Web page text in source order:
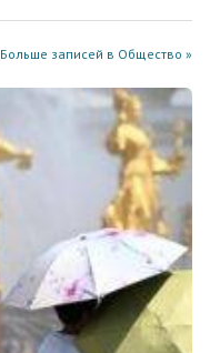
Больше записей в Общество »